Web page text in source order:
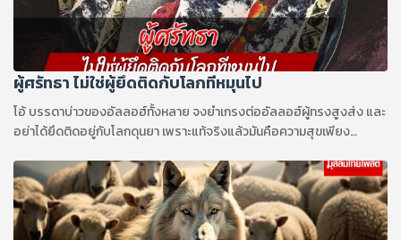
ผู้ศรัทธา ไม่ใช่ผู้ยึดติดกับโลกทีหมุนไป
โอ้ บรรดาบ่าวของอัลลอฮ์ทั้งหลาย จงยำเกรงต่ออัลลอฮ์ผู้ทรงสูงส่ง และ
อย่าได้ยึดติดอยู่กับโลกดุนยา เพราะแท้จริงแล้วมันคือความสุขเพียง